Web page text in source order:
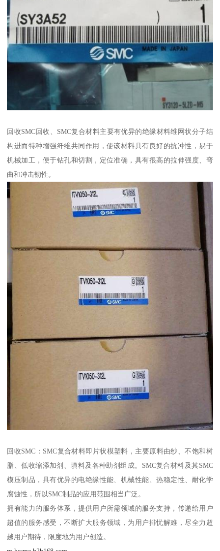
回收SMC回收、SMC复合材料主要有优异的绝缘材料维网状分子结
构进而特种增强纤维共同作用，使该材料具有良好的抗冲性，易于
机械加工，便于钻孔和切割，定位准确，具有很高的拉伸强度、弯
曲和冲击韧性。
回收SMC：SMC复合材料即片状模塑料，主要原料由纱、不饱和树
脂、低收缩添加剂、填料及各种助剂组成。SMC复合材料及其SMC
模压制品，具有优异的电绝缘性能、机械性能、热稳定性、耐化学
腐蚀性，所以SMC制品的应用范围相当广泛。
拥有能力的服务体系，提供用户所需领域的服务支持，传递给用户
超值的服务感受，不断扩大服务领域，为用户排忧解难，尽全力超
越用户期待，限度地为用户创造。